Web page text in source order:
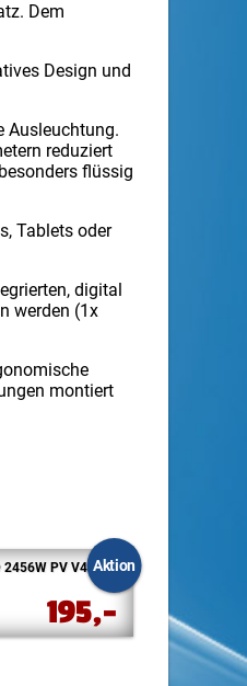
Dem
Design und
Ausleuchtung.
reduziert
flüssig
Tablets oder
digital
werden (1x
montiert
Aktion
2456W PV V4
195,-